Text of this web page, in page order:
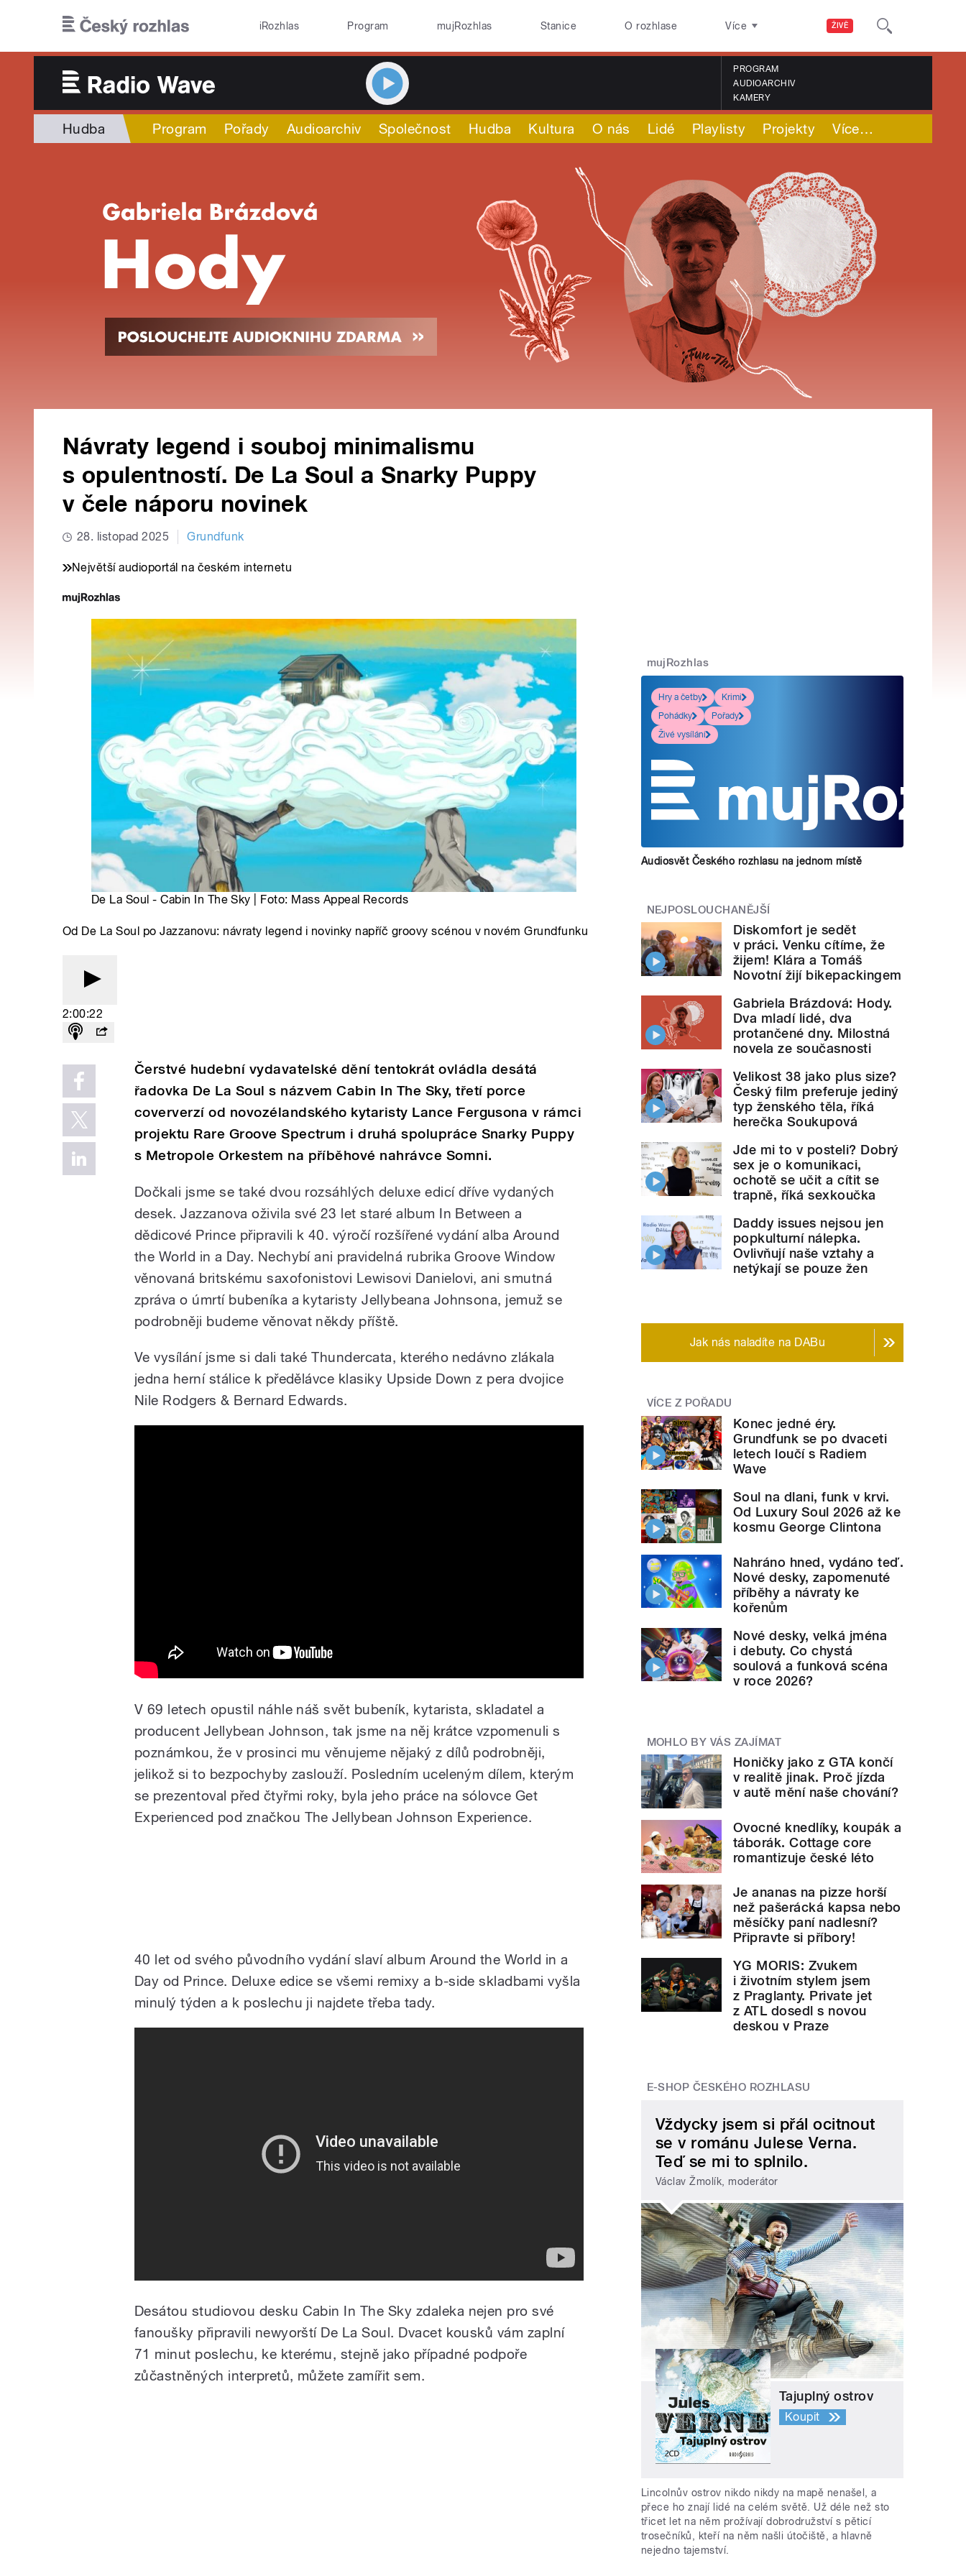
ŽIVĚ
iRozhlas Program mujRozhlas Stanice O rozhlase Více
PROGRAM
AUDIOARCHIV
KAMERY
Hudba Program Pořady Audioarchiv Společnost Hudba Kultura O nás Lidé Playlisty Projekty Více…
Návraty legend i souboj minimalismu
s opulentností. De La Soul a Snarky Puppy
v čele náporu novinek
28. listopad 2025 Grundfunk
Největší audioportál na českém internetu
De La Soul - Cabin In The Sky | Foto: Mass Appeal Records
Od De La Soul po Jazzanovu: návraty legend i novinky napříč groovy scénou v novém Grundfunku
2:00:22
Čerstvé hudební vydavatelské dění tentokrát ovládla desátá
řadovka De La Soul s názvem Cabin In The Sky, třetí porce
coververzí od novozélandského kytaristy Lance Fergusona v rámci
projektu Rare Groove Spectrum i druhá spolupráce Snarky Puppy
s Metropole Orkestem na příběhové nahrávce Somni.
Dočkali jsme se také dvou rozsáhlých deluxe edicí dříve vydaných
desek. Jazzanova oživila své 23 let staré album In Between a
dědicové Prince připravili k 40. výročí rozšířené vydání alba Around
the World in a Day. Nechybí ani pravidelná rubrika Groove Window
věnovaná britskému saxofonistovi Lewisovi Danielovi, ani smutná
zpráva o úmrtí bubeníka a kytaristy Jellybeana Johnsona, jemuž se
podrobněji budeme věnovat někdy příště.
Ve vysílání jsme si dali také Thundercata, kterého nedávno zlákala
jedna herní stálice k předělávce klasiky Upside Down z pera dvojice
Nile Rodgers & Bernard Edwards.
V 69 letech opustil náhle náš svět bubeník, kytarista, skladatel a
producent Jellybean Johnson, tak jsme na něj krátce vzpomenuli s
poznámkou, že v prosinci mu věnujeme nějaký z dílů podrobněji,
jelikož si to bezpochyby zaslouží. Posledním uceleným dílem, kterým
se prezentoval před čtyřmi roky, byla jeho práce na sólovce Get
Experienced pod značkou The Jellybean Johnson Experience.
40 let od svého původního vydání slaví album Around the World in a
Day od Prince. Deluxe edice se všemi remixy a b-side skladbami vyšla
minulý týden a k poslechu ji najdete třeba tady.
Desátou studiovou desku Cabin In The Sky zdaleka nejen pro své
fanoušky připravili newyorští De La Soul. Dvacet kousků vám zaplní
71 minut poslechu, ke kterému, stejně jako případné podpoře
zůčastněných interpretů, můžete zamířit sem.
mujRozhlas
Hry a četby
Krimi
Pohádky
Pořady
Živé vysílání
Audiosvět Českého rozhlasu na jednom místě
NEJPOSLOUCHANĚJŠÍ
Diskomfort je sedět
v práci. Venku cítíme, že
žijem! Klára a Tomáš
Novotní žijí bikepackingem
Gabriela Brázdová: Hody.
Dva mladí lidé, dva
protančené dny. Milostná
novela ze současnosti
Velikost 38 jako plus size?
Český film preferuje jediný
typ ženského těla, říká
herečka Soukupová
Jde mi to v posteli? Dobrý
sex je o komunikaci,
ochotě se učit a cítit se
trapně, říká sexkoučka
Daddy issues nejsou jen
popkulturní nálepka.
Ovlivňují naše vztahy a
netýkají se pouze žen
Jak nás naladíte na DABu
VÍCE Z POŘADU
Konec jedné éry.
Grundfunk se po dvaceti
letech loučí s Radiem
Wave
Soul na dlani, funk v krvi.
Od Luxury Soul 2026 až ke
kosmu George Clintona
Nahráno hned, vydáno teď.
Nové desky, zapomenuté
příběhy a návraty ke
kořenům
Nové desky, velká jména
i debuty. Co chystá
soulová a funková scéna
v roce 2026?
MOHLO BY VÁS ZAJÍMAT
Honičky jako z GTA končí
v realitě jinak. Proč jízda
v autě mění naše chování?
Ovocné knedlíky, koupák a
táborák. Cottage core
romantizuje české léto
Je ananas na pizze horší
než pašerácká kapsa nebo
měsíčky paní nadlesní?
Připravte si příbory!
YG MORIS: Zvukem
i životním stylem jsem
z Praglanty. Private jet
z ATL dosedl s novou
deskou v Praze
E-SHOP ČESKÉHO ROZHLASU
Vždycky jsem si přál ocitnout
se v románu Julese Verna.
Teď se mi to splnilo.
Václav Žmolík, moderátor
Tajuplný ostrov
Koupit
Lincolnův ostrov nikdo nikdy na mapě nenašel, a
přece ho znají lidé na celém světě. Už déle než sto
třicet let na něm prožívají dobrodružství s pěticí
trosečníků, kteří na něm našli útočiště, a hlavně
nejedno tajemství.